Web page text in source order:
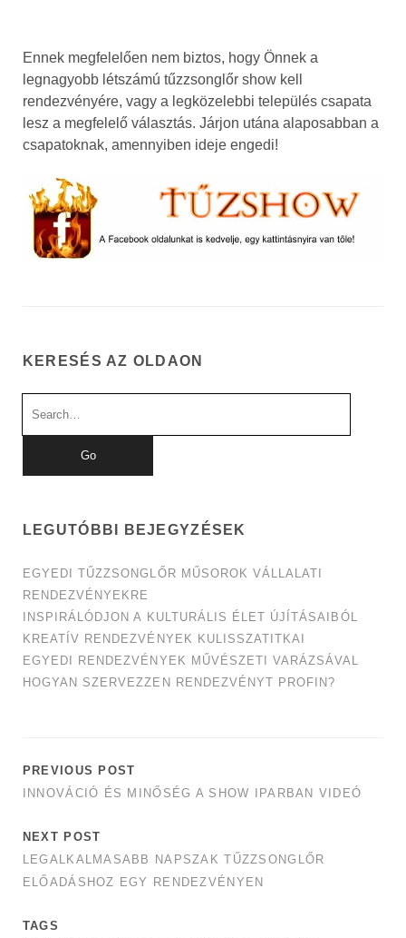
Ennek megfelelően nem biztos, hogy Önnek a
legnagyobb létszámú tűzzsonglőr show kell
rendezvényére, vagy a legközelebbi település csapata
lesz a megfelelő választás. Járjon utána alaposabban a
csapatoknak, amennyiben ideje engedi!
KERESÉS AZ OLDAON
LEGUTÓBBI BEJEGYZÉSEK
EGYEDI TŰZZSONGLŐR MŰSOROK VÁLLALATI
RENDEZVÉNYEKRE
INSPIRÁLÓDJON A KULTURÁLIS ÉLET ÚJÍTÁSAIBÓL
KREATÍV RENDEZVÉNYEK KULISSZATITKAI
EGYEDI RENDEZVÉNYEK MŰVÉSZETI VARÁZSÁVAL
HOGYAN SZERVEZZEN RENDEZVÉNYT PROFIN?
PREVIOUS POST
INNOVÁCIÓ ÉS MINŐSÉG A SHOW IPARBAN VIDEÓ
NEXT POST
LEGALKALMASABB NAPSZAK TŰZZSONGLŐR
ELŐADÁSHOZ EGY RENDEZVÉNYEN
TAGS